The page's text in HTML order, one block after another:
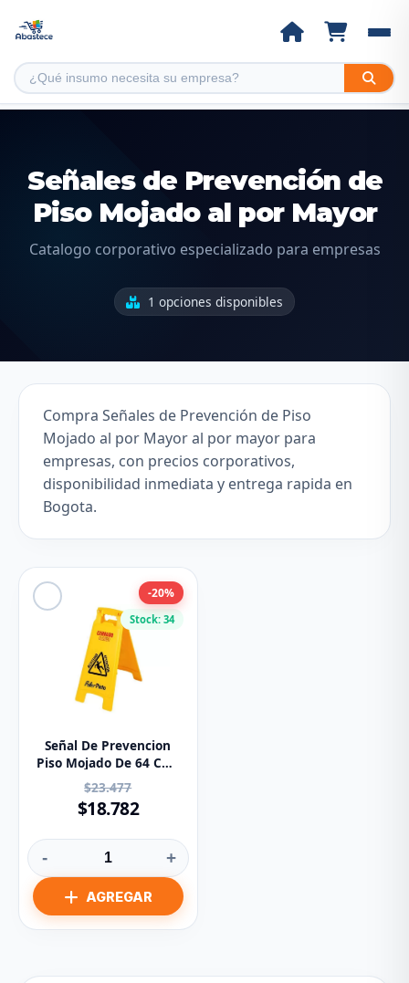
Señales de Prevención de
Piso Mojado al por Mayor
Catalogo corporativo especializado para empresas
1 opciones disponibles
Compra Señales de Prevención de Piso
Mojado al por Mayor al por mayor para
empresas, con precios corporativos,
disponibilidad inmediata y entrega rapida en
Bogota.
Stock: 34
-20%
Señal De Prevencion
Piso Mojado De 64 Cms
Fuller Pinto
$23.477
$18.782
- +